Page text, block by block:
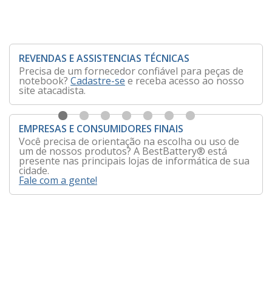
REVENDAS E ASSISTENCIAS TÉCNICAS
Precisa de um fornecedor confiável para peças de
notebook? Cadastre-se e receba acesso ao nosso
site atacadista.
EMPRESAS E CONSUMIDORES FINAIS
Você precisa de orientação na escolha ou uso de
um de nossos produtos? A BestBattery® está
presente nas principais lojas de informática de sua
cidade.
Fale com a gente!